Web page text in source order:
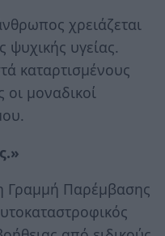
χρειάζεται
ψυχικής υγείας.
καταρτισμένους
μοναδικοί
Γραμμή Παρέμβασης